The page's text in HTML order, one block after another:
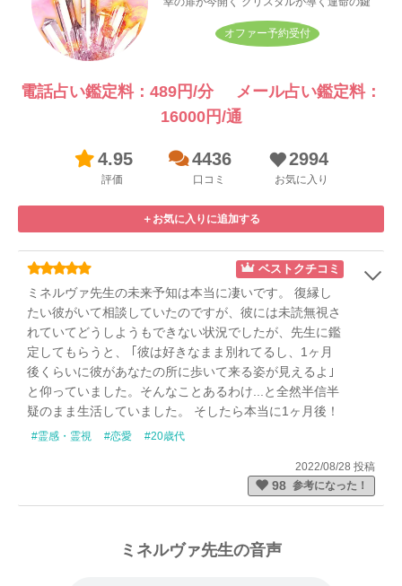
オファー予約受付
電話占い鑑定料：489円/分 メール占い鑑定料：
16000円/通
4.95
評価
4436
口コミ
2994
お気に入り
＋お気に入りに追加する
ベストクチコミ
ミネルヴァ先生の未来予知は本当に凄いです。 復縁し
たい彼がいて相談していたのですが、彼には未読無視さ
れていてどうしようもできない状況でしたが、先生に鑑
定してもらうと、 ｢彼は好きなまま別れてるし、1ヶ月
後くらいに彼があなたの所に歩いて来る姿が見えるよ｣
と仰っていました。そんなことあるわけ...と全然半信半
疑のまま生活していました。 そしたら本当に1ヶ月後！
彼が私の所に歩いて来て、 ｢LINE無視しててごめんね、
通りでした！ 今では彼と復縁できて幸せです！ 本当に
#霊感・霊視 #恋愛 #20歳代
2022/08/28 投稿
98 参考になった！
ミネルヴァ先生の音声